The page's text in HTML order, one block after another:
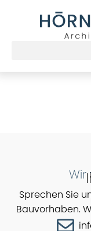
Wir
Sprechen Sie
Bauvorhaben.